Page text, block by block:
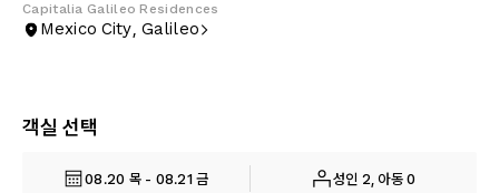
Capitalia Galileo Residences
Mexico City, Galileo
객실 선택
08.20 목 - 08.21 금 성인 2, 아동 0